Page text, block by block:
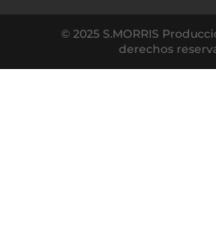
© 2025 S.MORRIS
derechos